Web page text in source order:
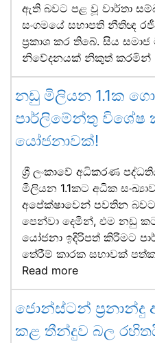
ඇති බවට පළ වූ වාර්තා
සංගමයේ සභාපති නීතිඥ
ප්‍රකාශ කර තිබේ. සිය
නිවේදනයක් නිකුත් කරමින්
නඩු මිලියන 1.1ක
පාර්ලිමේන්තු විශේෂ
යෝජනාවක්!
ශ්‍රී ලංකාවේ අධිකරණ
මිලියන 1.1කට අධික
අපේක්ෂාවෙන් පවතින බවට
පෙන්වා දෙමින්, එම නඩු
යෝජනා ඉදිරිපත් කිරීමට
තේරීම් කාරක සභාවක්
Read more
ජොන්ස්ටන් ප්‍රනාන්දු
කළ තීන්දුව බල